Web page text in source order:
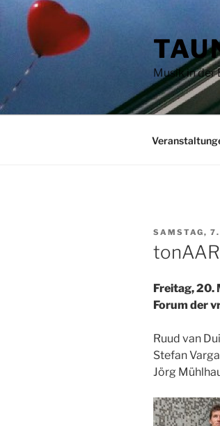
Zum
Inhalt
springen
Musik in der
SAMSTAG,
Freitag, 20.
Forum der
Ruud van
Stefan
Jörg